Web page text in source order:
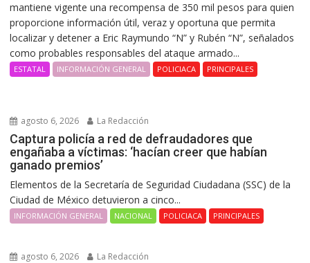
mantiene vigente una recompensa de 350 mil pesos para quien
proporcione información útil, veraz y oportuna que permita
localizar y detener a Eric Raymundo “N” y Rubén “N”, señalados
como probables responsables del ataque armado...
ESTATAL INFORMACIÓN GENERAL POLICIACA PRINCIPALES
agosto 6, 2026 La Redacción
Captura policía a red de defraudadores que
engañaba a víctimas: ‘hacían creer que habían
ganado premios’
Elementos de la Secretaría de Seguridad Ciudadana (SSC) de la
Ciudad de México detuvieron a cinco...
INFORMACIÓN GENERAL NACIONAL POLICIACA PRINCIPALES
agosto 6, 2026 La Redacción